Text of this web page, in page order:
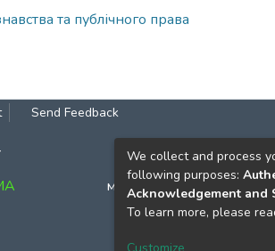
та публічного права
Send Feedback
КОНТАКТИ
м. Київ, вул. Григорія
к. 1, к. 120
We collect and process
following purposes:
Acknowledgement and
To learn more, please